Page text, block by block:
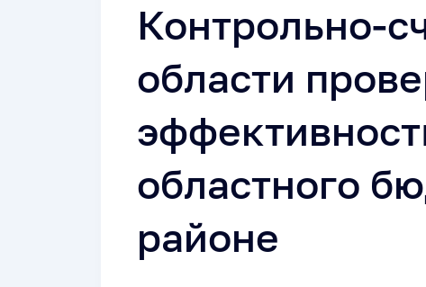
Контрольно-
области
областного
районе